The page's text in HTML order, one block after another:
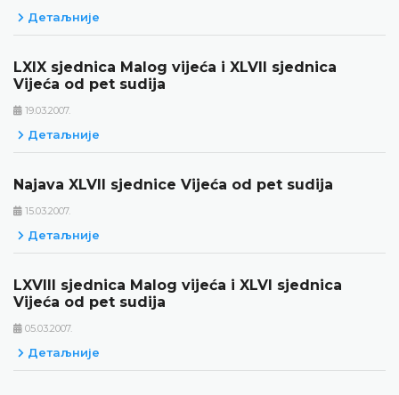
Детаљније
LXIX sjednica Malog vijeća i XLVII sjednica
Vijeća od pet sudija
19.03.2007.
Детаљније
Najava XLVII sjednice Vijeća od pet sudija
15.03.2007.
Детаљније
LXVIII sjednica Malog vijeća i XLVI sjednica
Vijeća od pet sudija
05.03.2007.
Детаљније